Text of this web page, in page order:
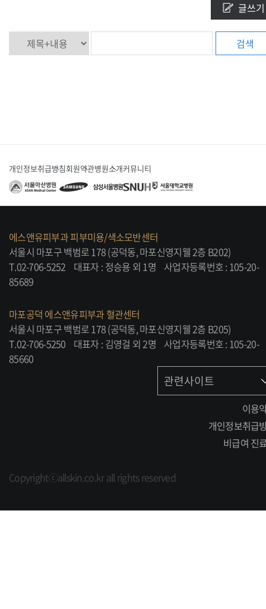
글쓰기
검색
개인정보취급방침회원약관병원소개커뮤니티
에스앤유피부과 피부미용/색소모반센터
서울시 마포구 백범로 178 (공덕동, 마포신영지웰 2층 B202)
T.02-706-5252
대표자 : 정승용 외 1명
사업자등록번호 : 105-20-
85689
마포공덕 에스앤유피부과 혈관센터
서울시 마포구 백범로 178 (공덕동, 마포신영지웰 2층 B205)
T.02-706-5250
대표자 : 김영걸 외 2명
사업자등록번호 : 105-20-
85660
관련사이트
이용
개인정보취급
비급여 진
Copyrightⓒallskin.co.kr all rights reserved